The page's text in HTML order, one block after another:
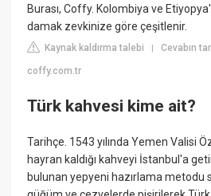
Burası, Coffy. Kolombiya ve
damak zevkinize göre çeşitlenir.
Kaynak kaldırma talebi |Cevabın
coffy.com.tr
Türk kahvesi kime ait?
Tarihçe. 1543 yılında Yemen Valisi
hayran kaldığı kahveyi İstanbul'a
bulunan yepyeni hazırlama metodu